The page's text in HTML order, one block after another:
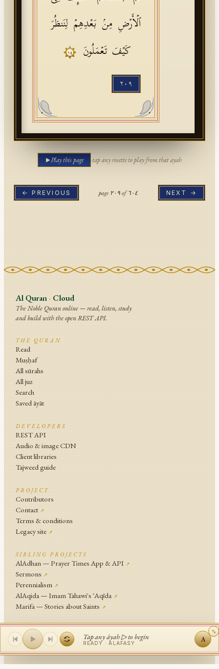
ٱلۡأَرۡضِ مِنۢ بَعۡدِهِمۡ لِنَنظُرَ
كَیۡفَ تَعۡمَلُونَ
١٤
٢٠٩
Play this page ·tap any rosette to play from that ayah
← PREVIOUS page ٢٠٩of٦٠٤ NEXT →
Al Quran · Cloud
The Noble Quran online — read, listen, study
and build with the open REST API.
THE QURAN
Read
Muṣḥaf
All sūrahs
All juz
Search
Saved āyāt
DEVELOPERS
REST API
Audio & image CDN
Client libraries
Tajweed guide
PROJECT
Contributors
Contact ↗
Terms & conditions
Legacy site ↗
SIBLING PROJECTS
AlAdhan — Prayer Times App & API ↗
Sermons ↗
Perennialism ↗
AlAqida — Imam Tahawi's ʿAqīda ↗
Marifa — Stories about Saints ↗
An Islamic NetworkProject .
© Islamic Network and contributors since 2014
Tap any āyah ▷ to begin
READY ·ALAFASY A